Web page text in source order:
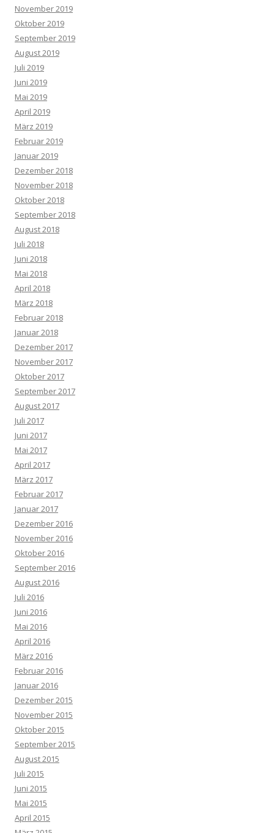
November 2019
Oktober 2019
September 2019
August 2019
Juli 2019
Juni 2019
Mai 2019
April 2019
März 2019
Februar 2019
Januar 2019
Dezember 2018
November 2018
Oktober 2018
September 2018
August 2018
Juli 2018
Juni 2018
Mai 2018
April 2018
März 2018
Februar 2018
Januar 2018
Dezember 2017
November 2017
Oktober 2017
September 2017
August 2017
Juli 2017
Juni 2017
Mai 2017
April 2017
März 2017
Februar 2017
Januar 2017
Dezember 2016
November 2016
Oktober 2016
September 2016
August 2016
Juli 2016
Juni 2016
Mai 2016
April 2016
März 2016
Februar 2016
Januar 2016
Dezember 2015
November 2015
Oktober 2015
September 2015
August 2015
Juli 2015
Juni 2015
Mai 2015
April 2015